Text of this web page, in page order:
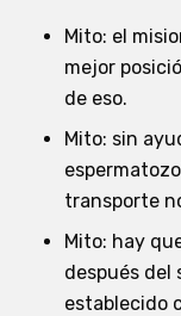
Mito: el
mejor
de eso.
Mito: sin
transporte
Mito: hay
después del
establecido